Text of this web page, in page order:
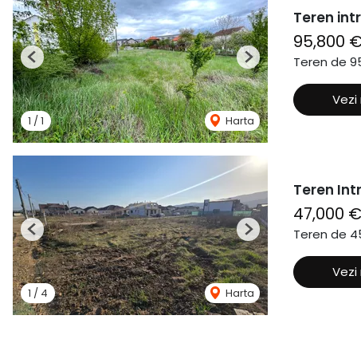
1 /1 Harta
Previous Next
Teren
95,800
Teren de
1 / 4 Harta
Previous Next
Teren
47,000 €
Teren de